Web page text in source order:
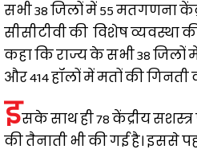
सभी 38 जिलों में 55 मतगणना
सीसीटीवी की विशेष व्यवस्था
कहा कि राज्य के सभी 38
और 414 हॉलों में मतों की गिनती
इसके साथ ही 78 केंद्रीय
की तैनाती भी की गई है। इससे